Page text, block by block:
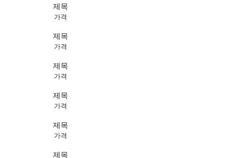
제목
가격
제목
가격
제목
가격
제목
가격
제목
가격
제목